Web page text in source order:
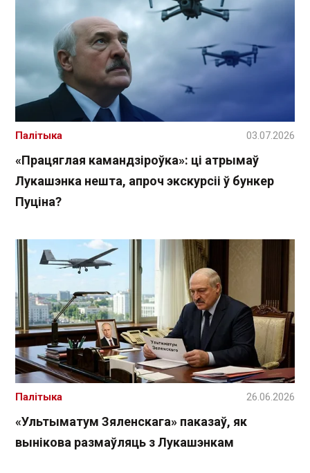
«Працяглая камандзіроўка»: ці атрымаў
Лукашэнка нешта, апроч экскурсіі ў бункер
Пуціна?
Палітыка 03.07.2026
«Ультыматум Зяленскага» паказаў, як
вынікова размаўляць з Лукашэнкам
Палітыка 26.06.2026